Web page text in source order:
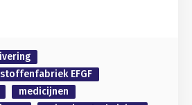
EFGF
medicijnen